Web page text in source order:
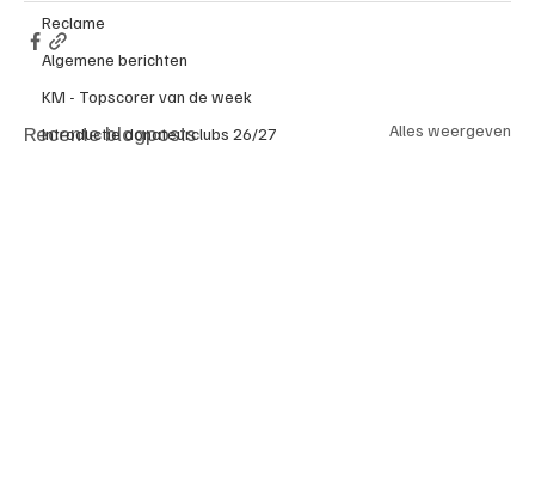
Reclame
Algemene berichten
KM - Topscorer van de week
Introductie donateurclubs 26/27
Recente blogposts Alles weergeven